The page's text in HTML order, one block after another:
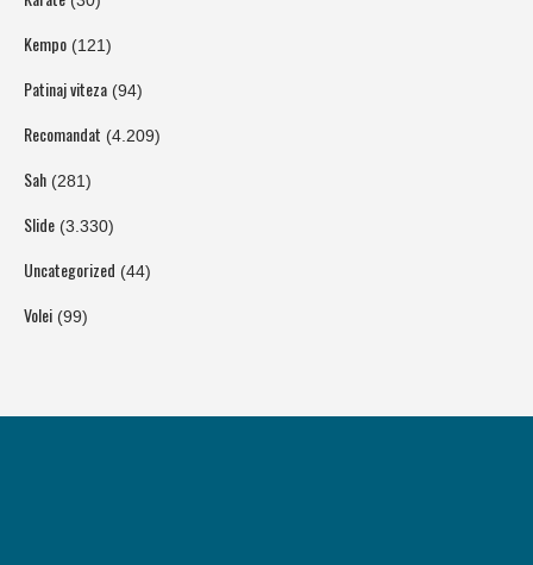
Kempo (121)
Patinaj viteza (94)
Recomandat (4.209)
Sah (281)
Slide (3.330)
Uncategorized (44)
Volei (99)